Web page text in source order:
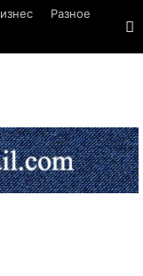
Разное